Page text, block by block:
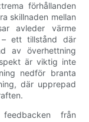
förhållanden
skillnaden mellan
avleder värme
– ett tillstånd där
av överhettning
är viktig inte
nedför branta
där upprepad
från